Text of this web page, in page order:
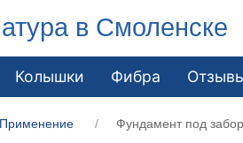
в Смоленске
Колышки Фибра
Применение Фундамент под